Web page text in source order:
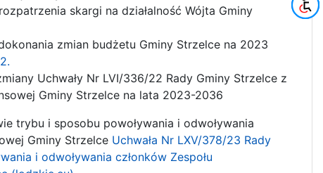
skargi na działalność Wójta Gminy
zmian budżetu Gminy Strzelce na 2023
Uchwały Nr LVI/336/22 Rady Gminy Strzelce z
Gminy Strzelce na lata 2023-2036
trybu i sposobu powoływania i odwoływania
Gminy Strzelce Uchwała Nr LXV/378/23 Rady
i odwoływania członków Zespołu